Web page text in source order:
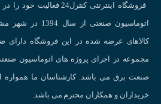
فروشگاه اینترنتی
اتوماسیون صنعتی
کالاهای عرضه شده در این فروشگاه دارای
مجموعه در اجرای پروژه های اتوماسیون
صنعت برق می باشد. کارشناسان ما همواره
خریداران و همکاران محترم می باشد.